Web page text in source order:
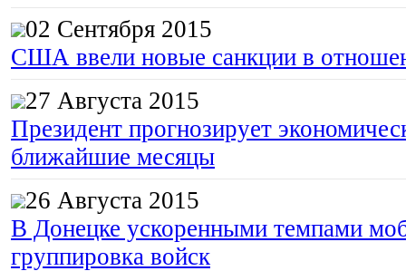
02 Сентября 2015
США ввели новые санкции в
27 Августа 2015
Президент прогнозирует
ближайшие месяцы
26 Августа 2015
В Донецке ускоренными темпами
группировка войск